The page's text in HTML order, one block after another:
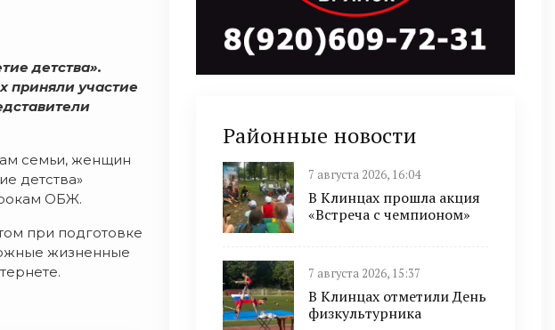
детства».
приняли участие
семьи, женщин
детства»
ОБЖ.
при подготовке
жизненные
Районные новости
7 августа 2026, 16:04
В Клинцах прошла акция
«Встреча с чемпионом»
7 августа 2026, 15:37
В Клинцах отметили День
физкультурника